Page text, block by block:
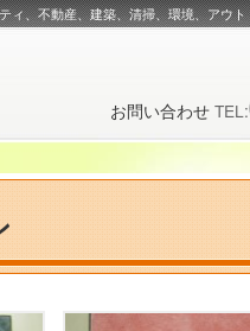
、不動産、建築、清掃、環境、アウ
お問い合わせ TEL: